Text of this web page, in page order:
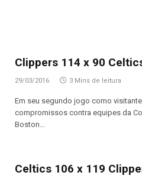
Clippers 114 x 90
29/03/2016 3 Mins de leitura
Em seu segundo jogo como
compromissos contra equipes da
Boston…
Celtics 106 x 119